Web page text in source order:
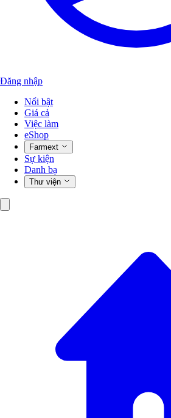
Đăng nhập
Nổi bật
Giá cả
Việc làm
eShop
Farmext
Sự kiện
Danh bạ
Thư viện